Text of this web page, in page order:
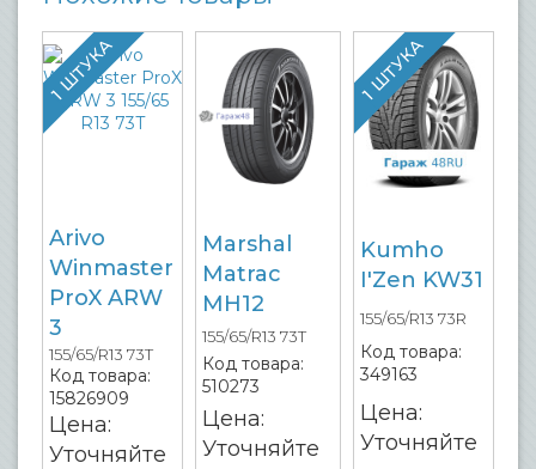
1 ШТУКА
Arivo
Winmaster
ProX ARW
3
155/65/R13 73T
Код товара:
15826909
Цена:
Уточняйте
Marshal
Matrac
MH12
155/65/R13 73T
Код товара:
510273
Цена:
Уточняйте
1 ШТУКА
Kumho
I'Zen KW31
155/65/R13 73R
Код товара:
349163
Цена:
Уточняйте